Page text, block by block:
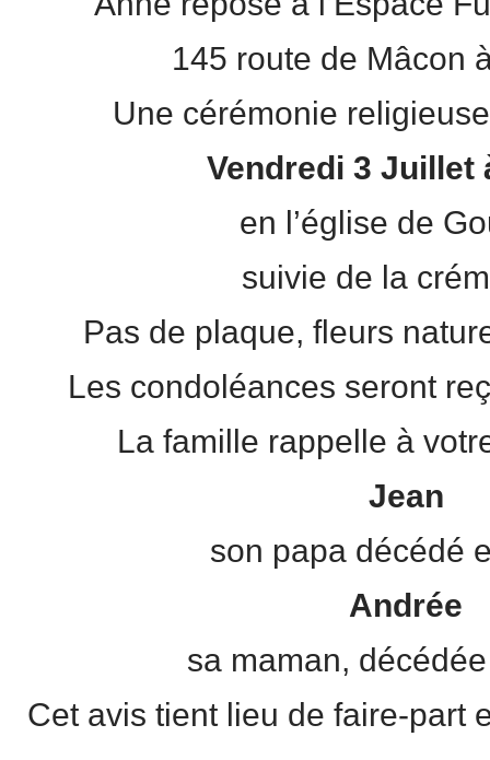
145 route de Mâcon
Une cérémonie
Vendredi 3 Juillet
en l’église de
suivie de la
Pas de plaque, fleurs
Les condoléances seront
La famille rappelle à
Jean
son papa décédé
Andrée
sa maman,
Cet avis tient lieu de faire-part